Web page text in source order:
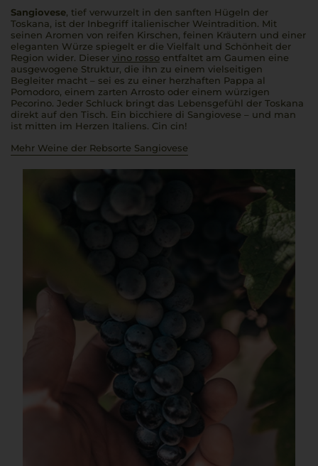
Sangiovese, tief verwurzelt in den sanften Hügeln der
Toskana, ist der Inbegriff italienischer Weintradition. Mit
seinen Aromen von reifen Kirschen, feinen Kräutern und einer
eleganten Würze spiegelt er die Vielfalt und Schönheit der
Region wider. Dieser vino rosso entfaltet am Gaumen eine
ausgewogene Struktur, die ihn zu einem vielseitigen
Begleiter macht – sei es zu einer herzhaften Pappa al
Pomodoro, einem zarten Arrosto oder einem würzigen
Pecorino. Jeder Schluck bringt das Lebensgefühl der Toskana
direkt auf den Tisch. Ein bicchiere di Sangiovese – und man
ist mitten im Herzen Italiens. Cin cin!
Mehr Weine der Rebsorte Sangiovese